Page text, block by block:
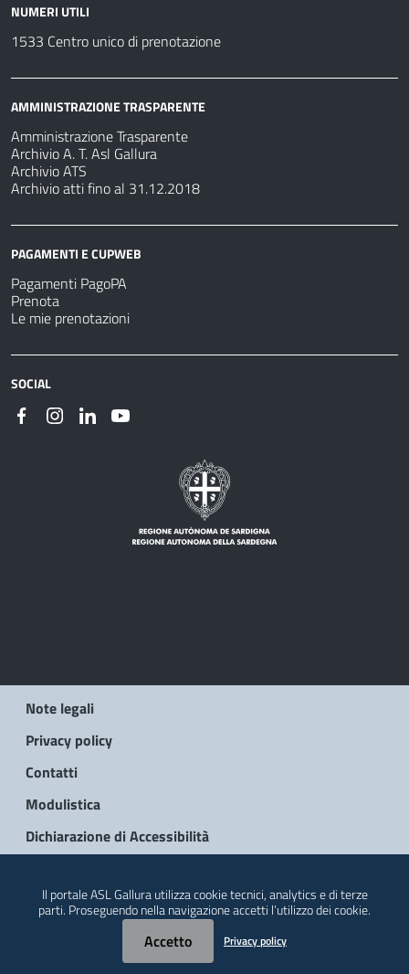
NUMERI UTILI
1533 Centro unico di prenotazione
AMMINISTRAZIONE TRASPARENTE
Amministrazione Trasparente
Archivio A. T. Asl Gallura
Archivio ATS
Archivio atti fino al 31.12.2018
PAGAMENTI E CUPWEB
Pagamenti PagoPA
Prenota
Le mie prenotazioni
SOCIAL
Note legali
Privacy policy
Contatti
Modulistica
Dichiarazione di Accessibilità
Il portale ASL Gallura utilizza cookie tecnici, analytics e di terze
parti. Proseguendo nella navigazione accetti l’utilizzo dei cookie.
Accetto Privacy policy